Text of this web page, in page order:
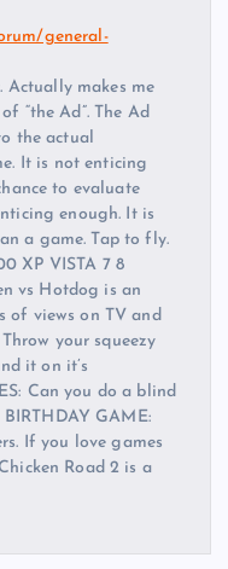
general-
Actually makes me
“the Ad”. The Ad
the actual
It is not enticing
to evaluate
enough. It is
a game. Tap to fly.
XP VISTA 7 8
vs Hotdog is an
of views on TV and
your squeezy
it on it’s
Can you do a blind
GAME:
If you love games
Road 2 is a